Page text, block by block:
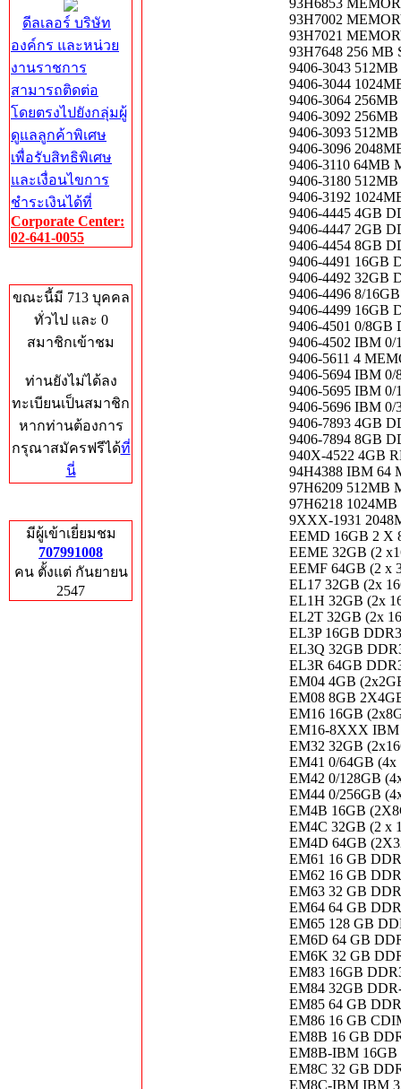
ดีลเลอร์ บริษัท
องค์กร และหน่วย
งานราชการ
สามารถติดต่อ
โดยตรงไปยังกลุ่มผู้
ดูแลลูกค้าพิเศษ
เพื่อรับสิทธิพิเศษ
และเงื่อนไขการ
ชำระเงินได้ที่
Corporate Center:
02-641-0055
ขณะนี้มี 713 บุคคล
ทั่วไป และ 0
สมาชิกเข้าชม
ท่านยังไม่ได้ลง
ทะเบียนเป็นสมาชิก
หากท่านต้องการ
กรุณาสมัครฟรีได้ที่
นี่
มีผู้เข้าเยี่ยมชม
707991008
คน ตั้งแต่ กันยายน
2547
93H6853
93H7002
93H7021
93H7648 256 MB
9406-3043
9406-3044
9406-3064
9406-3092
9406-3093 512MB
9406-3096
9406-3110 64MB
9406-3180
9406-3192
9406-4445 4GB
9406-4447 2GB
9406-4454 8GB
9406-4491 16GB
9406-4492 32GB
9406-4496 8/
9406-4499 16GB
9406-4501 0/
9406-4502 IBM
9406-5611 4
9406-5694 IBM
9406-5695 IBM
9406-5696 IBM
9406-7893 4GB
9406-7894 8GB
940X-4522 4GB
94H4388 IBM 64
97H6209 512MB
97H6218
9XXX-1931
EEMD 16GB 2 X
EEME 32GB (2
EEMF 64GB (2 x
EL17 32GB (2x
EL1H 32GB (2x
EL2T 32GB (2x
EL3P 16GB
EL3Q 32GB
EL3R 64GB
EM04 4GB
EM08 8GB
EM16 16GB
EM16-8XXX IBM
EM32 32GB
EM41 0/64GB
EM42 0/128GB
EM44 0/256GB
EM4B 16GB
EM4C 32GB (2 x
EM4D 64GB
EM61 16 GB
EM62 16 GB
EM63 32 GB
EM64 64 GB
EM65 128 GB
EM6D 64 GB
EM6K 32 GB
EM83 16GB
EM84 32GB
EM85 64 GB
EM86 16 GB
EM8B 16 GB
EM8B-IBM
EM8C 32 GB
EM8C-IBM IBM